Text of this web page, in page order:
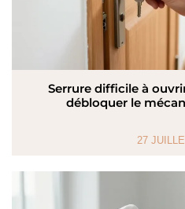
Serrure difficile à
débloquer le
27